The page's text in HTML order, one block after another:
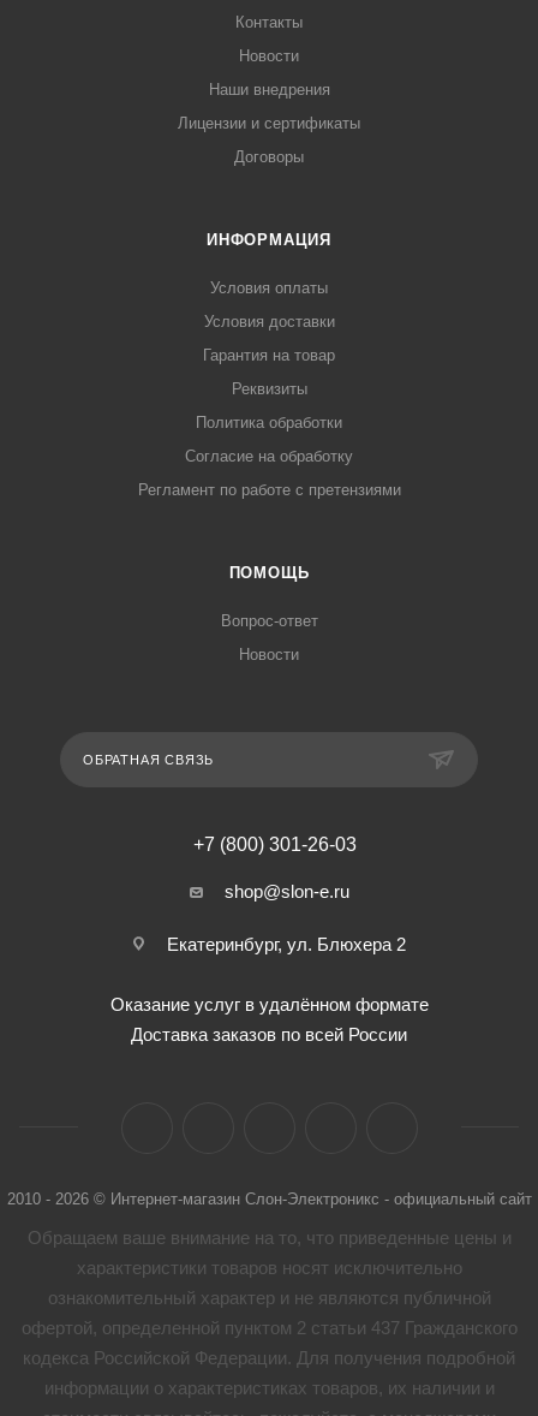
Контакты
Новости
Наши внедрения
Лицензии и сертификаты
Договоры
ИНФОРМАЦИЯ
Условия оплаты
Условия доставки
Гарантия на товар
Реквизиты
Политика обработки
Согласие на обработку
Регламент по работе с претензиями
ПОМОЩЬ
Вопрос-ответ
Новости
ОБРАТНАЯ СВЯЗЬ
+7 (800) 301-26-03
shop@slon-e.ru
Екатеринбург, ул. Блюхера 2
Оказание услуг в удалённом формате
Доставка заказов по всей России
2010 - 2026 © Интернет-магазин Слон-Электроникс - официальный сайт
Обращаем ваше внимание на то, что приведенные цены и
характеристики товaров носят исключительно
ознакомительный характер и не являются публичной
офертой, определенной пунктом 2 статьи 437 Гражданского
кодекса Российской Федерации. Для получения подробной
информации о характеристиках товaров, их наличии и